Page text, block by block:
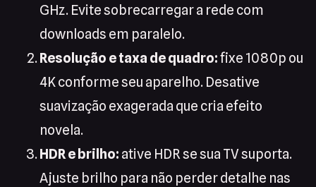
GHz. Evite sobrecarregar a rede com
downloads em paralelo.
Resolução e taxa de quadro:fixe 1080p ou
4K conforme seu aparelho. Desative
suavização exagerada que cria efeito
novela.
HDR e brilho: ative HDR se sua TV suporta.
Ajuste brilho para não perder detalhe nas